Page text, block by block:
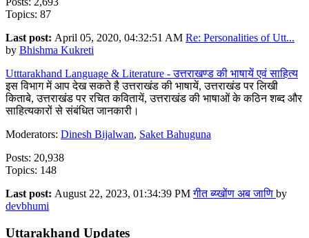
Topics: 87
Last post: April 05, 2020, 04:32:51 AM Re: Personalities of Utt...
by Bhishma Kukreti
Utttarakhand Language & Literature - उत्तराखण्ड की भाषायें एवं साहित्य
इस विभाग में आप देख सकते है उत्तराखंड की भाषायें, उत्तराखंड पर लिखी
किताबे, उत्तराखंड पर रचित कवितायें, उत्तराखंड की भाषाओं के कठिन शब्द और
साहित्यकारों से संबंधित जानकारी।
Moderators: Dinesh Bijalwan, Saket Bahuguna
Posts: 20,938
Topics: 148
Last post: August 22, 2023, 01:34:39 PMगीत ब्य्खोंण अब जाणि by
devbhumi
Uttarakhand Updates